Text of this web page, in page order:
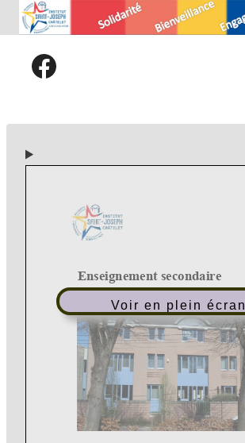
Aller
au
contenu
Voir en plein écran